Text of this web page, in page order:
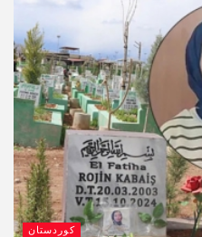
کوردستان